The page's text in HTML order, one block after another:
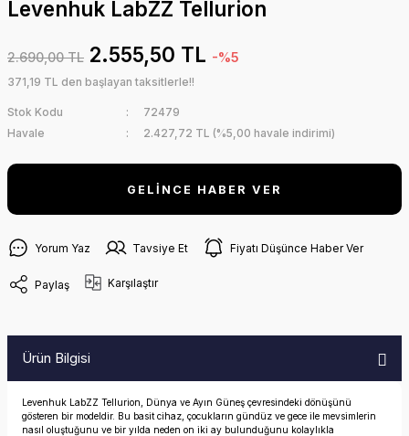
Levenhuk LabZZ Tellurion
2.690,00 TL 2.555,50 TL -%5
371,19 TL den başlayan taksitlerle!!
Stok Kodu
72479
Havale
2.427,72 TL (%5,00 havale indirimi)
GELİNCE HABER VER
Yorum Yaz Tavsiye Et Fiyatı Düşünce Haber Ver
Paylaş Karşılaştır
Ürün Bilgisi
Levenhuk LabZZ Tellurion, Dünya ve Ayın Güneş çevresindeki dönüşünü
gösteren bir modeldir. Bu basit cihaz, çocukların gündüz ve gece ile mevsimlerin
nasıl oluştuğunu ve bir yılda neden on iki ay bulunduğunu kolaylıkla